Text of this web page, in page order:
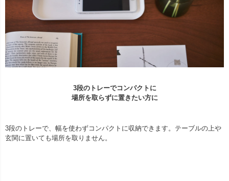
3段のトレーでコンパクトに
場所を取らずに置きたい方に
3段のトレーで、幅を使わずコンパクトに収納できます。テーブルの上や
玄関に置いても場所を取りません。